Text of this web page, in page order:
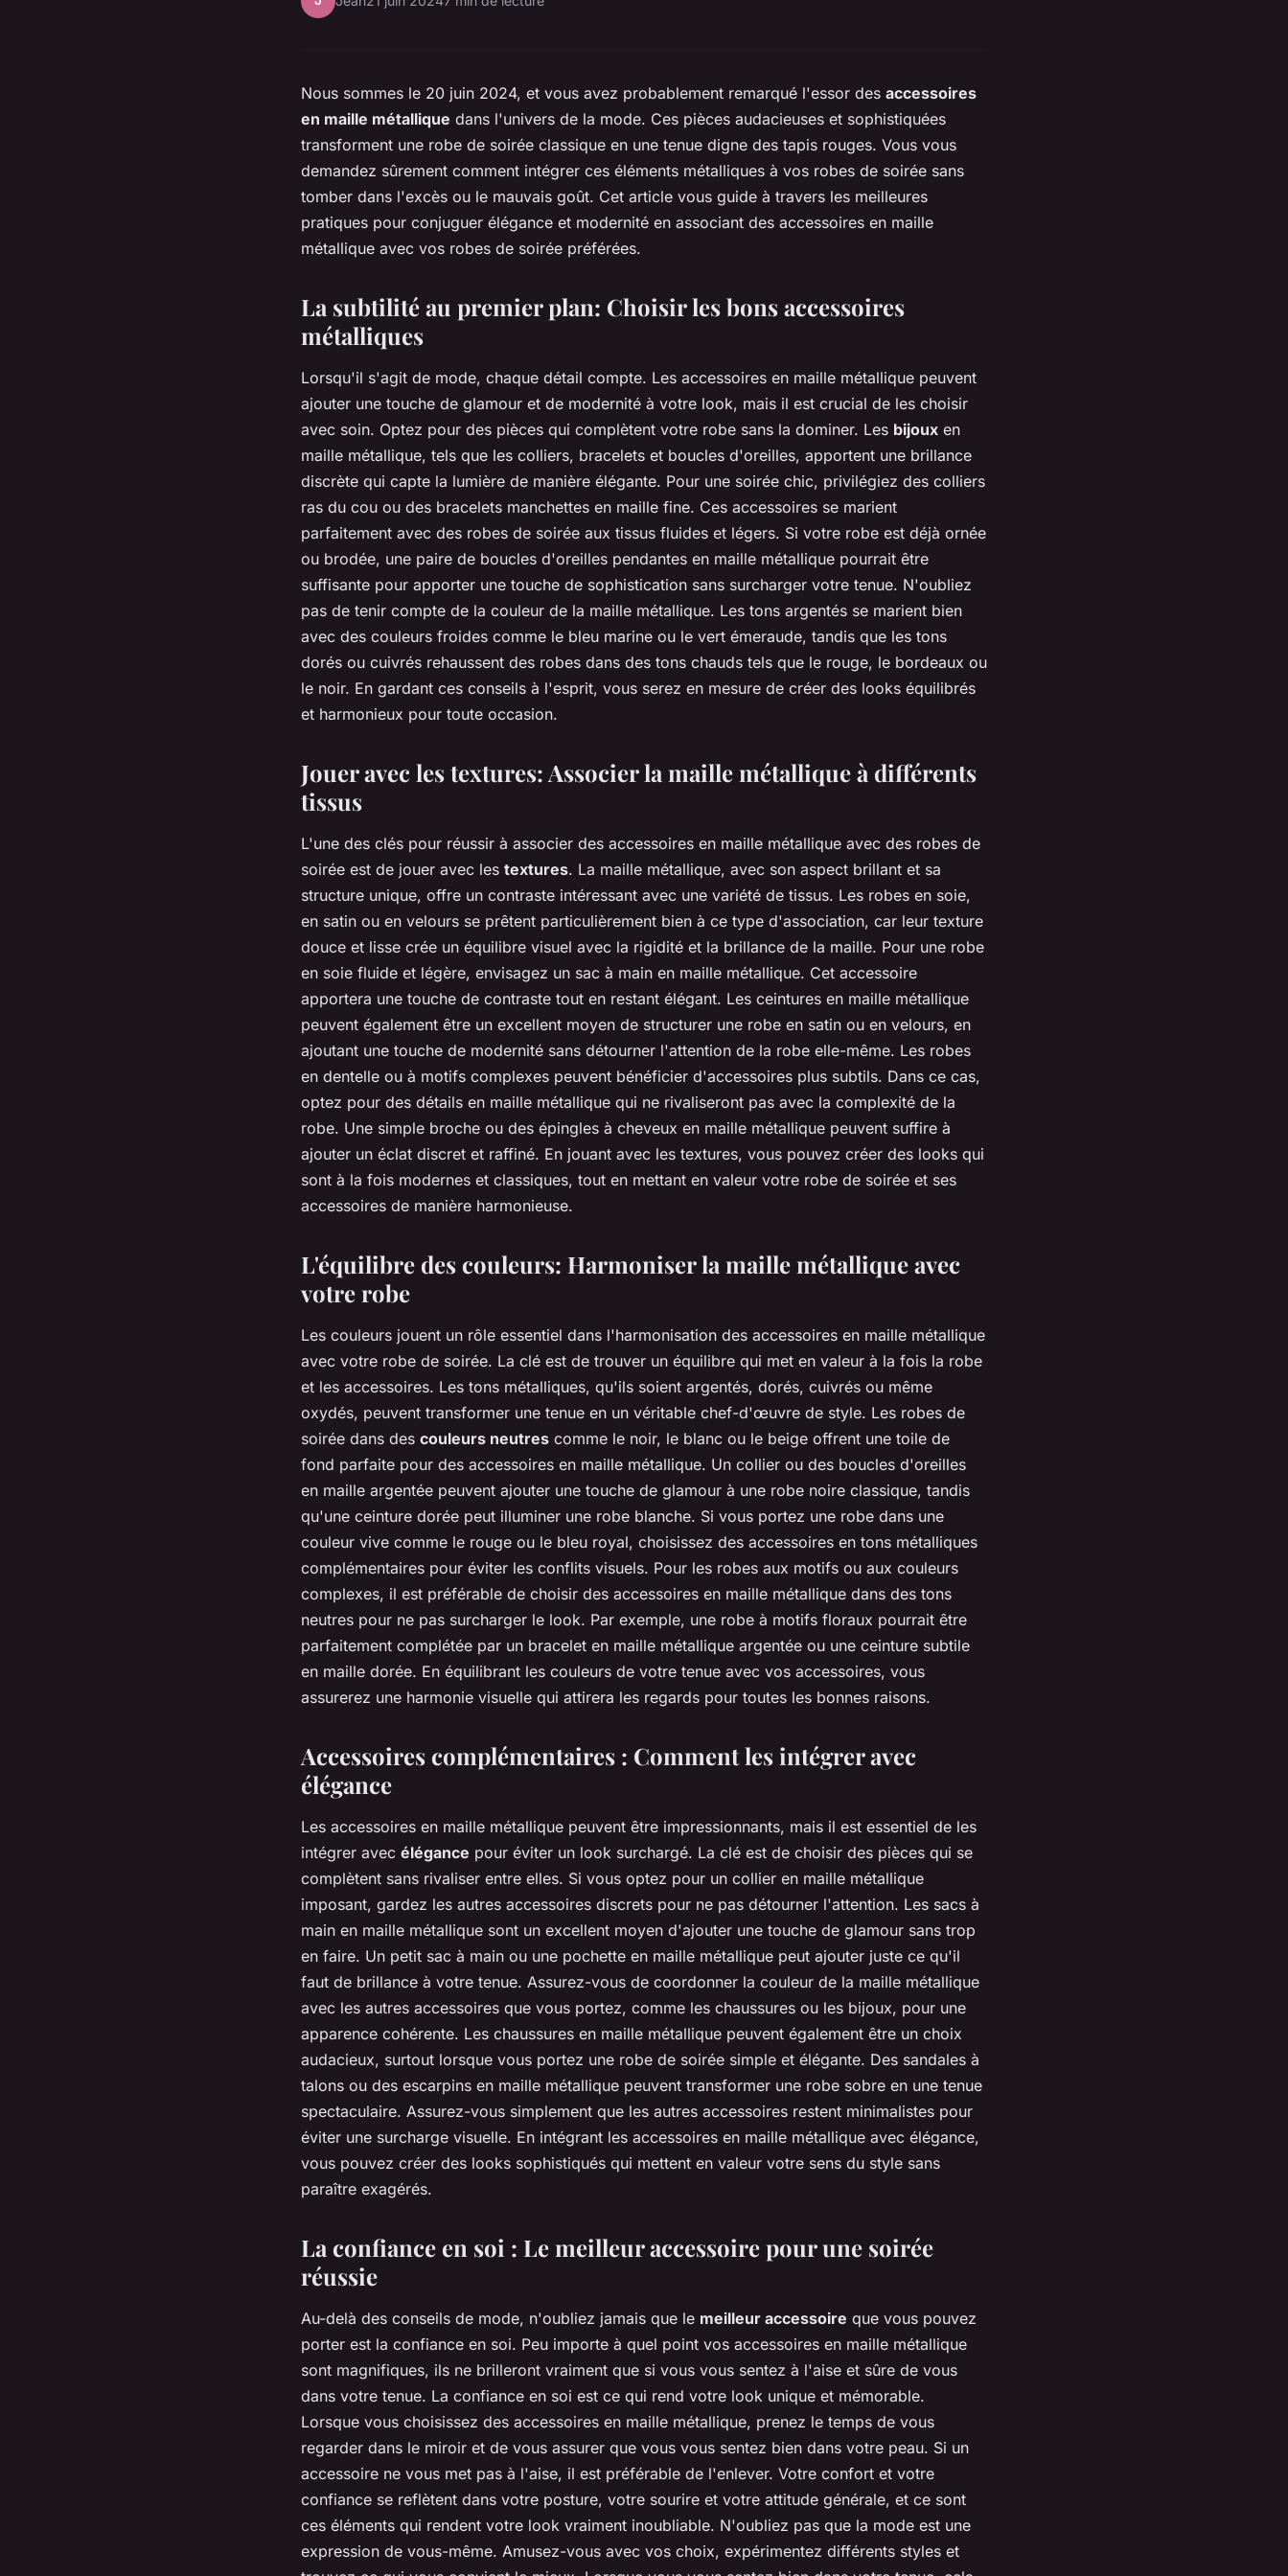
Nous sommes le 20 juin 2024, et vous avez probablement remarqué l'essor des accessoires
en maille métallique dans l'univers de la mode. Ces pièces audacieuses et sophistiquées
transforment une robe de soirée classique en une tenue digne des tapis rouges. Vous vous
demandez sûrement comment intégrer ces éléments métalliques à vos robes de soirée sans
tomber dans l'excès ou le mauvais goût. Cet article vous guide à travers les meilleures
pratiques pour conjuguer élégance et modernité en associant des accessoires en maille
métallique avec vos robes de soirée préférées.
La subtilité au premier plan: Choisir les bons accessoires
métalliques
Lorsqu'il s'agit de mode, chaque détail compte. Les accessoires en maille métallique peuvent
ajouter une touche de glamour et de modernité à votre look, mais il est crucial de les choisir
avec soin. Optez pour des pièces qui complètent votre robe sans la dominer. Les bijoux en
maille métallique, tels que les colliers, bracelets et boucles d'oreilles, apportent une brillance
discrète qui capte la lumière de manière élégante. Pour une soirée chic, privilégiez des colliers
ras du cou ou des bracelets manchettes en maille fine. Ces accessoires se marient
parfaitement avec des robes de soirée aux tissus fluides et légers. Si votre robe est déjà ornée
ou brodée, une paire de boucles d'oreilles pendantes en maille métallique pourrait être
suffisante pour apporter une touche de sophistication sans surcharger votre tenue. N'oubliez
pas de tenir compte de la couleur de la maille métallique. Les tons argentés se marient bien
avec des couleurs froides comme le bleu marine ou le vert émeraude, tandis que les tons
dorés ou cuivrés rehaussent des robes dans des tons chauds tels que le rouge, le bordeaux ou
le noir. En gardant ces conseils à l'esprit, vous serez en mesure de créer des looks équilibrés
et harmonieux pour toute occasion.
Jouer avec les textures: Associer la maille métallique à différents
tissus
L'une des clés pour réussir à associer des accessoires en maille métallique avec des robes de
soirée est de jouer avec les textures. La maille métallique, avec son aspect brillant et sa
structure unique, offre un contraste intéressant avec une variété de tissus. Les robes en soie,
en satin ou en velours se prêtent particulièrement bien à ce type d'association, car leur texture
douce et lisse crée un équilibre visuel avec la rigidité et la brillance de la maille. Pour une robe
en soie fluide et légère, envisagez un sac à main en maille métallique. Cet accessoire
apportera une touche de contraste tout en restant élégant. Les ceintures en maille métallique
peuvent également être un excellent moyen de structurer une robe en satin ou en velours, en
ajoutant une touche de modernité sans détourner l'attention de la robe elle-même. Les robes
en dentelle ou à motifs complexes peuvent bénéficier d'accessoires plus subtils. Dans ce cas,
optez pour des détails en maille métallique qui ne rivaliseront pas avec la complexité de la
robe. Une simple broche ou des épingles à cheveux en maille métallique peuvent suffire à
ajouter un éclat discret et raffiné. En jouant avec les textures, vous pouvez créer des looks qui
sont à la fois modernes et classiques, tout en mettant en valeur votre robe de soirée et ses
accessoires de manière harmonieuse.
L'équilibre des couleurs: Harmoniser la maille métallique avec
votre robe
Les couleurs jouent un rôle essentiel dans l'harmonisation des accessoires en maille métallique
avec votre robe de soirée. La clé est de trouver un équilibre qui met en valeur à la fois la robe
et les accessoires. Les tons métalliques, qu'ils soient argentés, dorés, cuivrés ou même
oxydés, peuvent transformer une tenue en un véritable chef-d'œuvre de style. Les robes de
soirée dans des couleurs neutres comme le noir, le blanc ou le beige offrent une toile de
fond parfaite pour des accessoires en maille métallique. Un collier ou des boucles d'oreilles
en maille argentée peuvent ajouter une touche de glamour à une robe noire classique, tandis
qu'une ceinture dorée peut illuminer une robe blanche. Si vous portez une robe dans une
couleur vive comme le rouge ou le bleu royal, choisissez des accessoires en tons métalliques
complémentaires pour éviter les conflits visuels. Pour les robes aux motifs ou aux couleurs
complexes, il est préférable de choisir des accessoires en maille métallique dans des tons
neutres pour ne pas surcharger le look. Par exemple, une robe à motifs floraux pourrait être
parfaitement complétée par un bracelet en maille métallique argentée ou une ceinture subtile
en maille dorée. En équilibrant les couleurs de votre tenue avec vos accessoires, vous
assurerez une harmonie visuelle qui attirera les regards pour toutes les bonnes raisons.
Accessoires complémentaires : Comment les intégrer avec
élégance
Les accessoires en maille métallique peuvent être impressionnants, mais il est essentiel de les
intégrer avec élégance pour éviter un look surchargé. La clé est de choisir des pièces qui se
complètent sans rivaliser entre elles. Si vous optez pour un collier en maille métallique
imposant, gardez les autres accessoires discrets pour ne pas détourner l'attention. Les sacs à
main en maille métallique sont un excellent moyen d'ajouter une touche de glamour sans trop
en faire. Un petit sac à main ou une pochette en maille métallique peut ajouter juste ce qu'il
faut de brillance à votre tenue. Assurez-vous de coordonner la couleur de la maille métallique
avec les autres accessoires que vous portez, comme les chaussures ou les bijoux, pour une
apparence cohérente. Les chaussures en maille métallique peuvent également être un choix
audacieux, surtout lorsque vous portez une robe de soirée simple et élégante. Des sandales à
talons ou des escarpins en maille métallique peuvent transformer une robe sobre en une tenue
spectaculaire. Assurez-vous simplement que les autres accessoires restent minimalistes pour
éviter une surcharge visuelle. En intégrant les accessoires en maille métallique avec élégance,
vous pouvez créer des looks sophistiqués qui mettent en valeur votre sens du style sans
paraître exagérés.
La confiance en soi : Le meilleur accessoire pour une soirée
réussie
Au-delà des conseils de mode, n'oubliez jamais que le meilleur accessoire que vous pouvez
porter est la confiance en soi. Peu importe à quel point vos accessoires en maille métallique
sont magnifiques, ils ne brilleront vraiment que si vous vous sentez à l'aise et sûre de vous
dans votre tenue. La confiance en soi est ce qui rend votre look unique et mémorable.
Lorsque vous choisissez des accessoires en maille métallique, prenez le temps de vous
regarder dans le miroir et de vous assurer que vous vous sentez bien dans votre peau. Si un
accessoire ne vous met pas à l'aise, il est préférable de l'enlever. Votre confort et votre
confiance se reflètent dans votre posture, votre sourire et votre attitude générale, et ce sont
ces éléments qui rendent votre look vraiment inoubliable. N'oubliez pas que la mode est une
expression de vous-même. Amusez-vous avec vos choix, expérimentez différents styles et